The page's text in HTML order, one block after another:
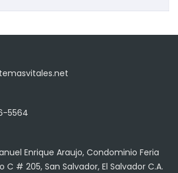
5564
Enrique Araujo, Condominio Feria
C # 205, San Salvador, El Salvador C.A.